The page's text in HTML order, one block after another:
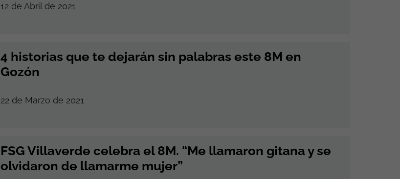
12 de Abril de 2021
4 historias que te dejarán sin palabras este 8M en
Gozón
22 de Marzo de 2021
FSG Villaverde celebra el 8M. “Me llamaron gitana y se
olvidaron de llamarme mujer”